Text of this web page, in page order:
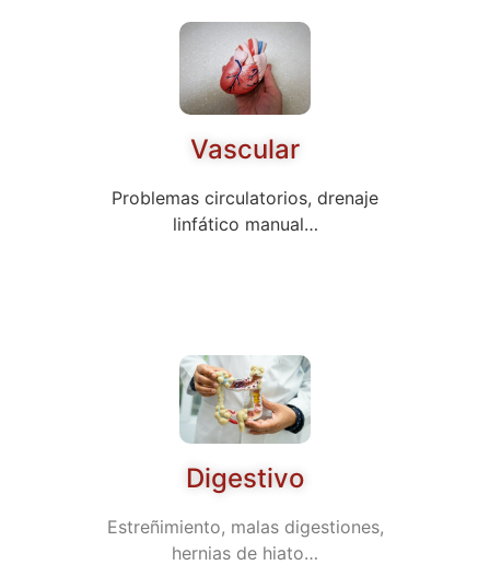
Vascular
Problemas circulatorios, drenaje
linfático manual…
Digestivo
Estreñimiento, malas digestiones,
hernias de hiato…